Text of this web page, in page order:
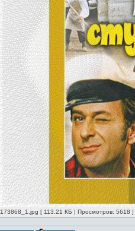
173868_1.jpg [ 113.21 КБ | Просмотров: 5618 ]